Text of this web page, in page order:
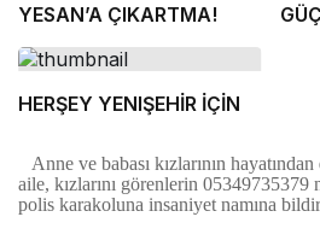
YESAN’A ÇIKARTMA!
HERŞEY YENIŞEHİR İÇİN
Anne ve babası kızlarının hayatından
aile, kızlarını görenlerin 05349735379
polis karakoluna insaniyet namına